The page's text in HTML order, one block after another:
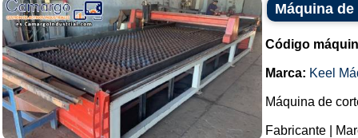
Máquina
Código
Marca: Keel
Máquina de
Fabricante |